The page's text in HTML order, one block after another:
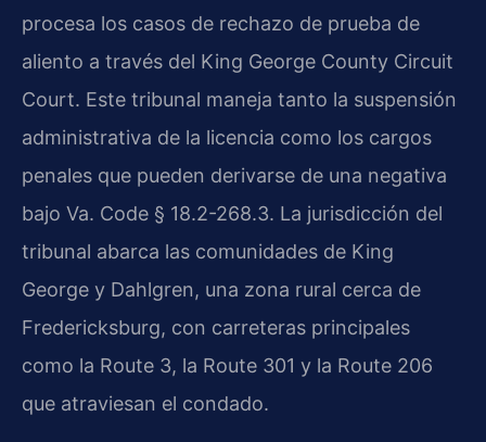
procesa los casos de rechazo de prueba de
aliento a través del King George County Circuit
Court. Este tribunal maneja tanto la suspensión
administrativa de la licencia como los cargos
penales que pueden derivarse de una negativa
bajo Va. Code § 18.2-268.3. La jurisdicción del
tribunal abarca las comunidades de King
George y Dahlgren, una zona rural cerca de
Fredericksburg, con carreteras principales
como la Route 3, la Route 301 y la Route 206
que atraviesan el condado.